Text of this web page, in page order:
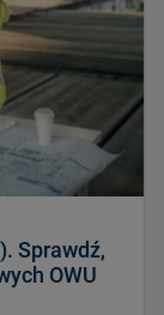
Sprawdź,
OWU